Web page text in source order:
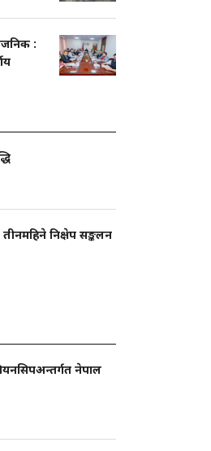
:
निक्षेप सङ्कलन
नेपाल